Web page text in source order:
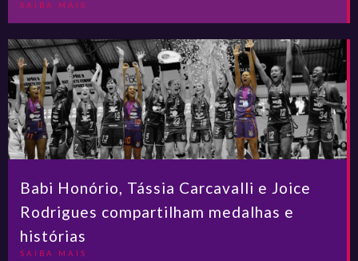
SAIBA MAIS
Babi Honório, Tássia Carcavalli e Joice
Rodrigues compartilham medalhas e
histórias
SAIBA MAIS